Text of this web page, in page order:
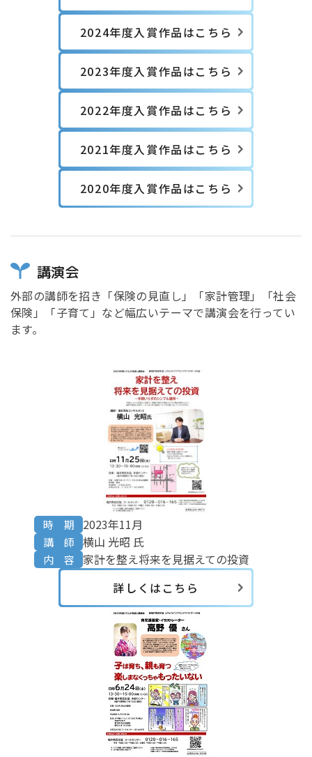
2024年度入賞作品はこちら
2023年度入賞作品はこちら
2022年度入賞作品はこちら
2021年度入賞作品はこちら
2020年度入賞作品はこちら
講演会
外部の講師を招き「保険の見直し」「家計管理」「社会
保険」「子育て」など幅広いテーマで講演会を行ってい
ます。
時 期 2023年11月
講 師 横山 光昭 氏
内 容
家計を整え将来を見据えての投資
詳しくはこちら